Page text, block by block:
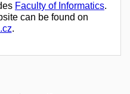
Faculty of Informatics.
can be found on
.